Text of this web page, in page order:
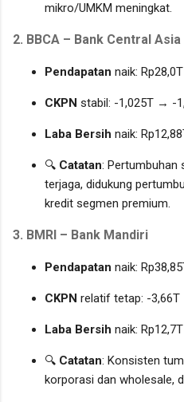
mikro/UMKM meningkat.
2. BBCA – Bank Central Asia
Pendapatan naik:
CKPN stabil: -1,025T → -
Laba Bersih naik:
🔍 Catatan: Pertumbuhan
terjaga, didukung
kredit segmen premium.
3. BMRI – Bank Mandiri
Pendapatan naik:
CKPN relatif tetap: -
Laba Bersih naik:
🔍 Catatan: Konsisten
korporasi dan wholesale,